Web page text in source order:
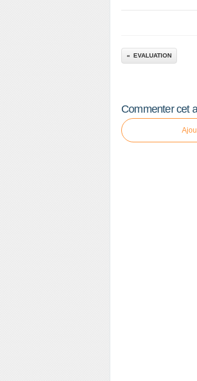
EVALUATION
Commenter cet